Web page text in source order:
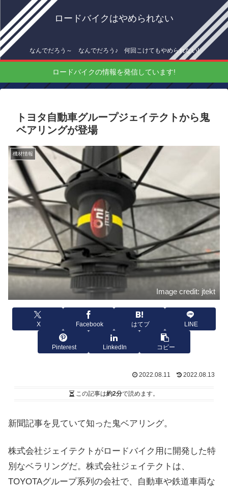
ロードバイクはやめられない
なんでだろう～ なんでだろう♪ 何回こけてもやめられない!
ロードバイクの情報を発信しています!
トヨタ自動車グループジェイテクトから鬼
ベアリングが登場
機材情報
Image credit: jtekt
X Facebook はてブ LINE
Pinterest LinkedIn コピー
2022.08.11 2022.08.13
この記事は約2分で読めます。
新聞記事を見ていて知った鬼ベアリング。
株式会社ジェイテクトがロードバイク用に開発した特
別なベラリングだ。株式会社ジェイテクトは、
TOYOTAグループ系列の会社で、自動車や鉄道車両な